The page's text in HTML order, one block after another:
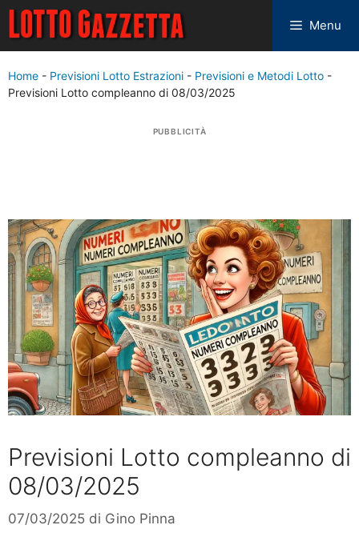
Menu
Home - Previsioni Lotto Estrazioni - Previsioni e Metodi Lotto -
Previsioni Lotto compleanno di 08/03/2025
PUBBLICITÀ
Previsioni Lotto compleanno di
08/03/2025
07/03/2025 di Gino Pinna